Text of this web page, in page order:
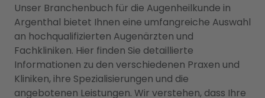
Unser Branchenbuch für die Augenheilkunde in
Argenthal bietet Ihnen eine umfangreiche Auswahl
an hochqualifizierten Augenärzten und
Fachkliniken. Hier finden Sie detaillierte
Informationen zu den verschiedenen Praxen und
Kliniken, ihre Spezialisierungen und die
angebotenen Leistungen. Wir verstehen, dass Ihre